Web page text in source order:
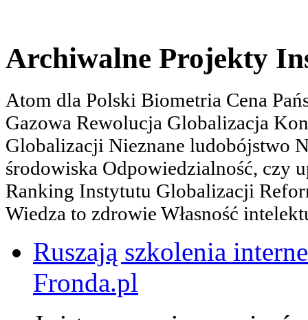
Archiwalne Projekty
Atom dla Polski Biometria Cena
Gazowa Rewolucja Globalizacja
Globalizacji Nieznane ludobójstwo
środowiska Odpowiedzialność, czy
Ranking Instytutu Globalizacji
Wiedza to zdrowie Własność
Ruszają szkolenia
Fronda.pl